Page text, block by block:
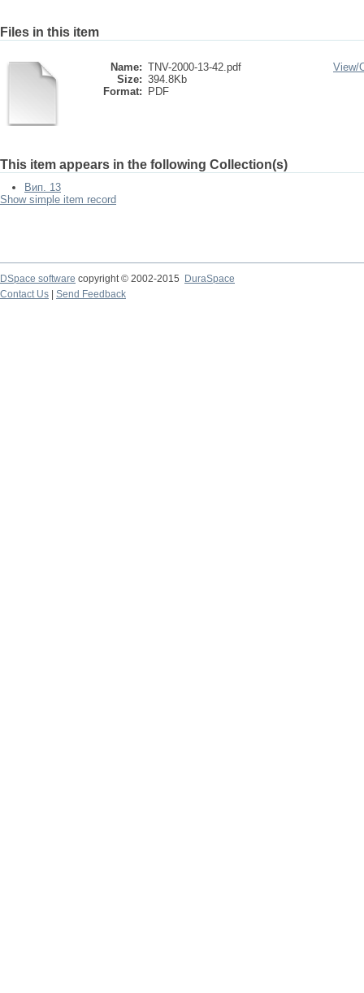
Files in this item
Name: TNV-2000-13-42.pdf
Size: 394.8Kb
Format:
PDF
View/
This item appears in the following Collection(s)
Вип. 13
Show simple item record
DSpace software copyright © 2002-2015
DuraSpace
Contact Us
Send Feedback